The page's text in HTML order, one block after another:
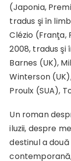
(Japonia,
tradus şi în
Clézio (Franţa,
2008, tradus şi
Barnes (UK),
Winterson
Proulx (SUA),
Un roman
iluzii, despre
destinul a